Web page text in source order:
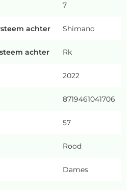
7
achter Shimano
achter Rk
2022
8719461041706
57
Rood
Dames